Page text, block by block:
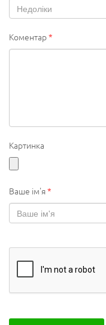
Коментар*
Картинка
Ваше ім'я*